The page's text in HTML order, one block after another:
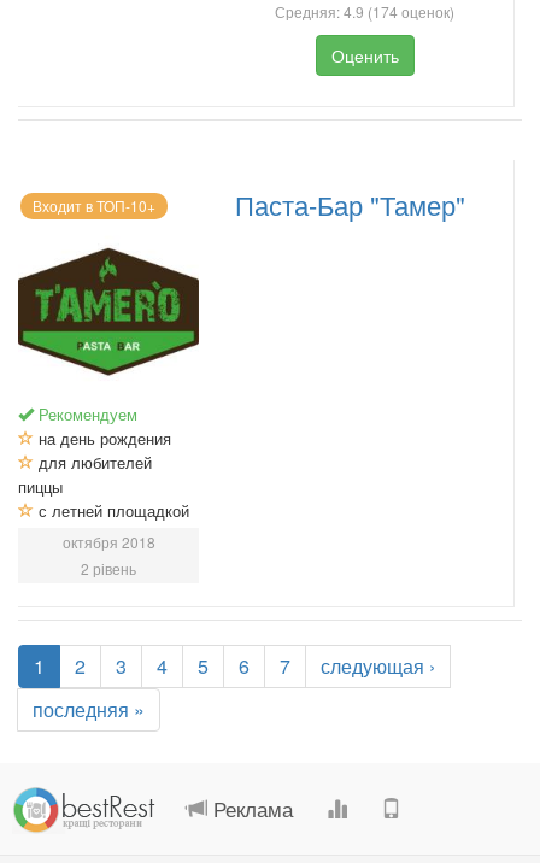
Средняя:4.9 (174 оценок)
Оценить
Входит в ТОП-10+
Рекомендуем
на день рождения
для любителей
пиццы
с летней площадкой
октября 2018
2 рівень
Паста-Бар "Тамер"
1 2 3 4 5 6 7
следующая ›
последняя »
Реклама